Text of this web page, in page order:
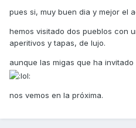
pues si, muy buen dia y mejor el
hemos visitado dos pueblos con
aperitivos y tapas, de lujo.
aunque las migas que ha
nos vemos en la próxima.